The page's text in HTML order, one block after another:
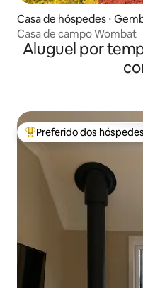
Casa de hóspedes ⋅
Casa de campo Wombat
Aluguel por
Entre os melhores
Preferido dos hóspedes